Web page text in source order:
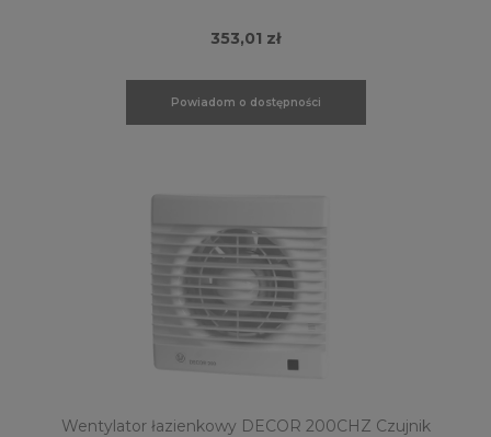
353,01 zł
Powiadom o dostępności
Wentylator łazienkowy DECOR 200CHZ Czujnik